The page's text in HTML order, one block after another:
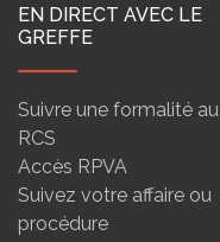
EN DIRECT AVEC LE
GREFFE
Suivre une formalité au
RCS
Accès RPVA
Suivez votre affaire ou
procédure